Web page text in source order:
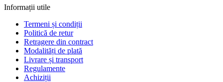
Informații utile
Termeni și condiții
Politică de retur
Retragere din contract
Modalități de plată
Livrare și transport
Regulamente
Achiziții